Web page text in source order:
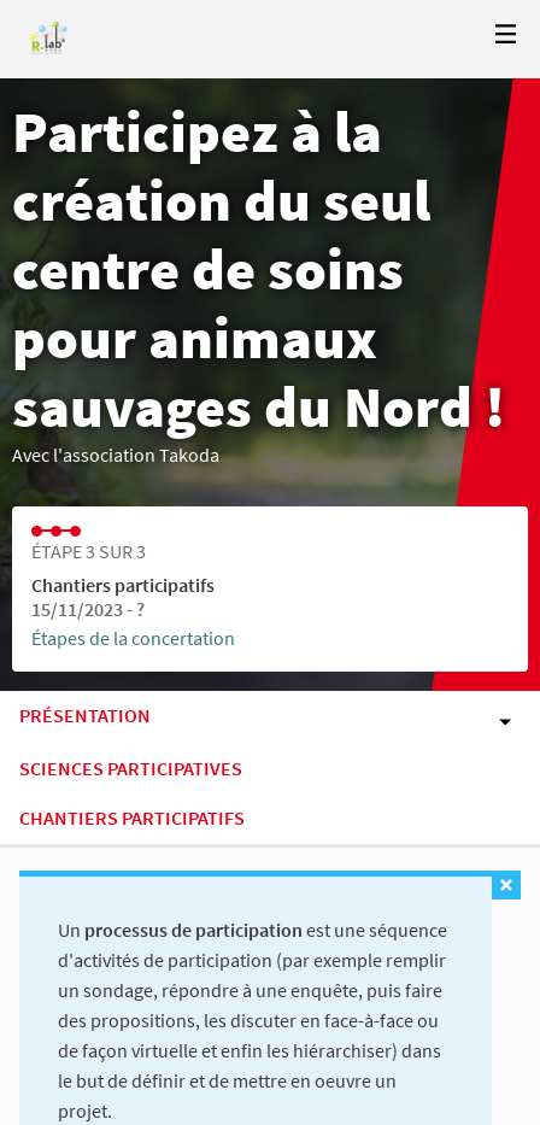
Participez à la
création du seul
centre de soins
pour animaux
sauvages du Nord !
Avec l'association Takoda
ÉTAPE 3 SUR 3
Chantiers participatifs
15/11/2023 - ?
Étapes de la concertation
PRÉSENTATION
SCIENCES PARTICIPATIVES
CHANTIERS PARTICIPATIFS
Un processus de participation est une séquence
d'activités de participation (par exemple remplir
un sondage, répondre à une enquête, puis faire
des propositions, les discuter en face-à-face ou
de façon virtuelle et enfin les hiérarchiser) dans
le but de définir et de mettre en oeuvre un
projet.